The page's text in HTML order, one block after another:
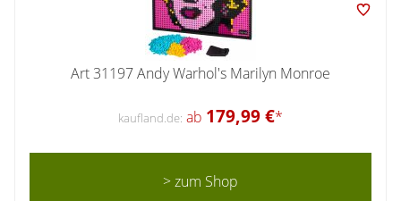
Art 31197 Andy Warhol's Marilyn Monroe
kaufland.de: ab 179,99 €*
> zum Shop